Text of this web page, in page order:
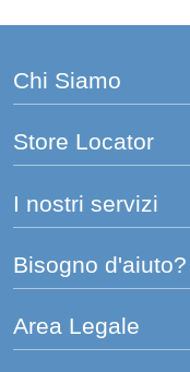
Chi Siamo
Store Locator
I nostri servizi
Bisogno d'aiuto?
Area Legale